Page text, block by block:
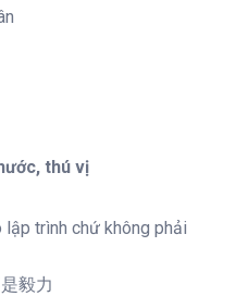
thú vị
lập trình chứ không phải
毅力